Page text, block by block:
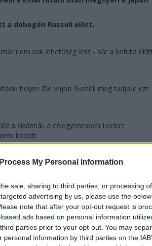
My Personal Information
sale, sharing to third parties, or processing
advertising by us, please use the
note that after your opt-out request is
ads based on personal information
parties prior to your opt-out. You may
information by third parties on the
a dobogón Russell előtt.
nem sok lehetőség lesz - bár a befutó előtt
helyre. De vajon Russell meg tudja-e ezt
a sikánnál, a célegyenesben Leclerc
között.
Leclerc és Russell között, de
a futamon már sokszor láthattuk, a
pozíciót. Ez ma a "verseny" meg a "csata".
előtt - tiszta levegőben óriási a Mercedes